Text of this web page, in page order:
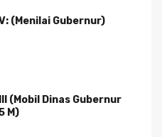
(Menilai Gubernur)
III (Mobil Dinas Gubernur
M)